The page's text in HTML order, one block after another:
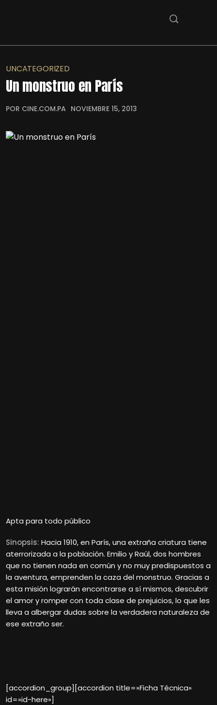
UNCATEGORIZED
Un monstruo en París
POR CINE.COM.PA NOVIEMBRE 15, 2013
Apta para todo público
Sinopsis: Hacia 1910, en París, una extraña criatura tiene
aterrorizada a la población. Emilio y Raúl, dos hombres
que no tienen nada en común y no muy predispuestos a
la aventura, emprenden la caza del monstruo. Gracias a
esta misión lograrán encontrarse a sí mismos, descubrir
el amor y romper con toda clase de prejuicios, lo que les
lleva a albergar dudas sobre la verdadera naturaleza de
ese extraño ser.
[accordion_group][accordion title=»Ficha Técnica»
id=»id-here»]